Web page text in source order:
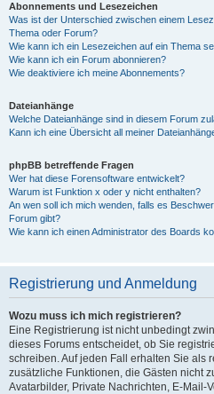
Abonnements und Lesezeichen
Was ist der Unterschied zwischen einem
Thema oder Forum?
Wie kann ich ein Lesezeichen auf ein Thema
Wie kann ich ein Forum abonnieren?
Wie deaktiviere ich meine Abonnements?
Dateianhänge
Welche Dateianhänge sind in diesem Forum
Kann ich eine Übersicht all meiner
phpBB betreffende Fragen
Wer hat diese Forensoftware entwickelt?
Warum ist Funktion x oder y nicht enthalten?
An wen soll ich mich wenden, falls es
Forum gibt?
Wie kann ich einen Administrator des Boards
Registrierung und Anmeldung
Wozu muss ich mich registrieren?
Eine Registrierung ist nicht unbedingt
dieses Forums entscheidet, ob Sie
schreiben. Auf jeden Fall erhalten Sie als
zusätzliche Funktionen, die Gästen nicht
Avatarbilder, Private Nachrichten, E-Mail-